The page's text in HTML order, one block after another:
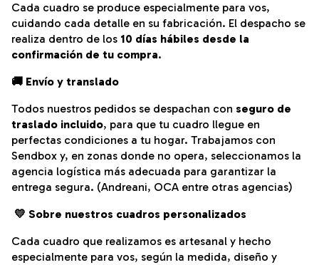
Cada cuadro se produce especialmente para vos,
cuidando cada detalle en su fabricación. El despacho se
realiza dentro de los 10 días hábiles desde la
confirmación de tu compra.
🚚 Envío y translado
Todos nuestros pedidos se despachan con seguro de
traslado incluido, para que tu cuadro llegue en
perfectas condiciones a tu hogar. Trabajamos con
Sendbox y, en zonas donde no opera, seleccionamos la
agencia logística más adecuada para garantizar la
entrega segura. (Andreani, OCA entre otras agencias)
💛 Sobre nuestros cuadros personalizados
Cada cuadro que realizamos es artesanal y hecho
especialmente para vos, según la medida, diseño y